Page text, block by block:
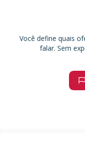
Você define quais
falar. Sem